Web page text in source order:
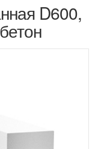
D600,